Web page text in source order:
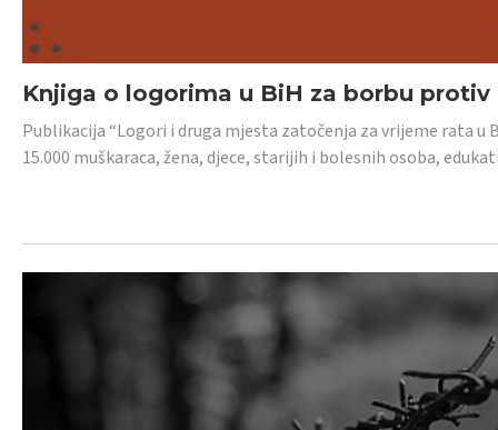
Knjiga o logorima u BiH za borbu
Publikacija “Logori i druga mjesta zatočenja za vrijeme rata u
15.000 muškaraca, žena, djece, starijih i bolesnih osoba,